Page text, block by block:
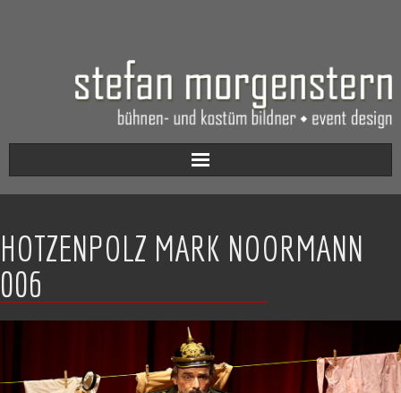
Aktuell
Werkverzeichnis
Biografie
HOTZENPOLZ MARK NOORMANN
006